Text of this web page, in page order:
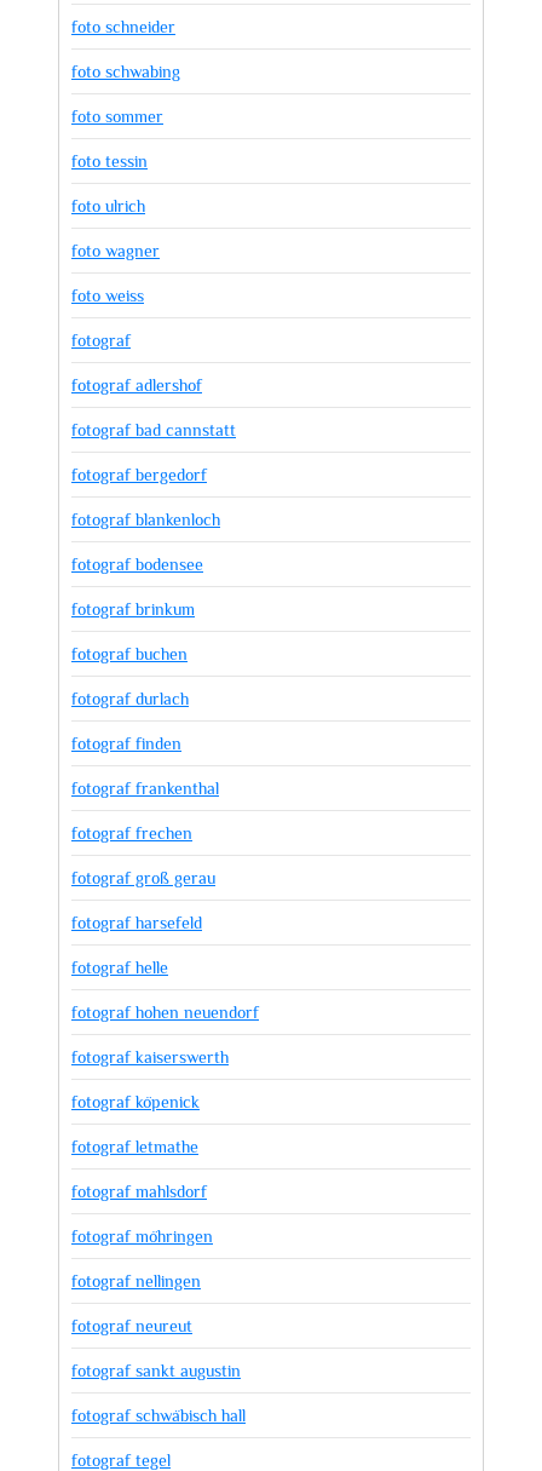
foto schneider
foto schwabing
foto sommer
foto tessin
foto ulrich
foto wagner
foto weiss
fotograf
fotograf adlershof
fotograf bad cannstatt
fotograf bergedorf
fotograf blankenloch
fotograf bodensee
fotograf brinkum
fotograf buchen
fotograf durlach
fotograf finden
fotograf frankenthal
fotograf frechen
fotograf groß gerau
fotograf harsefeld
fotograf helle
fotograf hohen neuendorf
fotograf kaiserswerth
fotograf köpenick
fotograf letmathe
fotograf mahlsdorf
fotograf möhringen
fotograf nellingen
fotograf neureut
fotograf sankt augustin
fotograf schwäbisch hall
fotograf tegel